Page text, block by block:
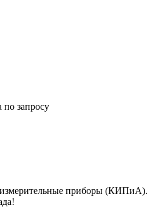
по запросу
приборы (КИПиА).